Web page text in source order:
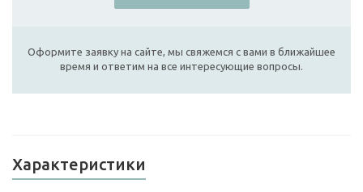
Оформите заявку на сайте, мы свяжемся с вами в ближайшее
время и ответим на все интересующие вопросы.
Характеристики